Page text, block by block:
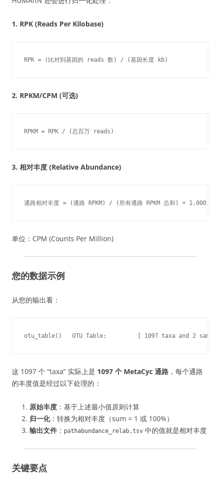
1. RPK (Reads Per Kilobase)
RPK = (比对到基因的 reads 数) / (基因长度 kb)
2. RPKM/CPM (可选)
RPKM = RPK / (总百万 reads)
3. 相对丰度 (Relative Abundance)
通路相对丰度 = (通路 RPKM) / (所有通路 RPKM 总和) × 1,000,000
单位：CPM (Counts Per Million)
您的数据示例
从您的输出看：
otu_table()   OTU Table:         [ 1097 taxa and 2
这 1097 个 “taxa” 实际上是 1097 个 MetaCyc 通路 ，每个通路
的丰度值是经过以下处理的：
原始丰度 ：基于上述最小值原则计算
归一化：转换为相对丰度（sum = 1 或 100%）
输出文件 ： pathabundance_relab.tsv 中的值就是相对丰度
关键要点